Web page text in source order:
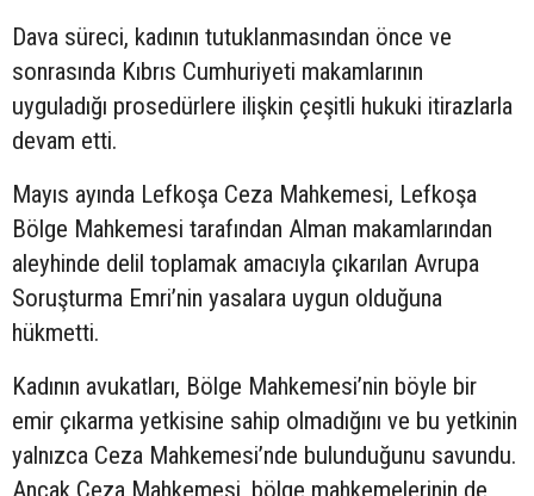
Dava süreci, kadının tutuklanmasından önce ve
sonrasında Kıbrıs Cumhuriyeti makamlarının
uyguladığı prosedürlere ilişkin çeşitli hukuki itirazlarla
devam etti.
Mayıs ayında Lefkoşa Ceza Mahkemesi, Lefkoşa
Bölge Mahkemesi tarafından Alman makamlarından
aleyhinde delil toplamak amacıyla çıkarılan Avrupa
Soruşturma Emri’nin yasalara uygun olduğuna
hükmetti.
Kadının avukatları, Bölge Mahkemesi’nin böyle bir
emir çıkarma yetkisine sahip olmadığını ve bu yetkinin
yalnızca Ceza Mahkemesi’nde bulunduğunu savundu.